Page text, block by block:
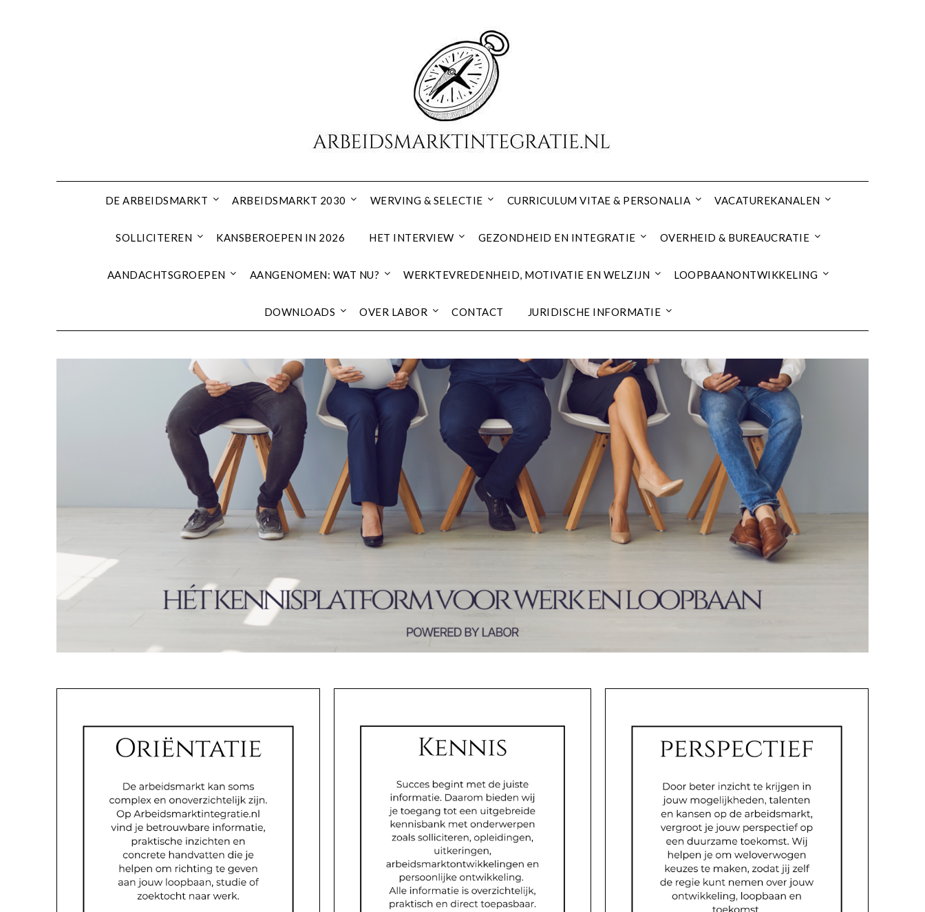
DE ARBEIDSMARKT ARBEIDSMARKT 2030 WERVING & SELECTIE CURRICULUM VITAE & PERSONALIA VACATUREKANALEN
SOLLICITEREN KANSBEROEPEN IN 2026 HET INTERVIEW GEZONDHEID EN INTEGRATIE OVERHEID & BUREAUCRATIE
AANDACHTSGROEPEN AANGENOMEN: WAT NU? WERKTEVREDENHEID, MOTIVATIE EN WELZIJN LOOPBAANONTWIKKELING
DOWNLOADS OVER LABOR CONTACT JURIDISCHE INFORMATIE